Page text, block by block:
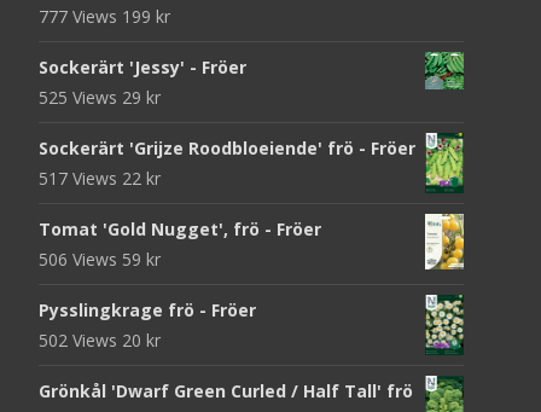
777 Views 199 kr
Sockerärt 'Jessy' - Fröer
525 Views 29 kr
Sockerärt 'Grijze Roodbloeiende' frö - Fröer
517 Views 22 kr
Tomat 'Gold Nugget', frö - Fröer
506 Views 59 kr
Pysslingkrage frö - Fröer
502 Views 20 kr
Grönkål 'Dwarf Green Curled / Half Tall' frö